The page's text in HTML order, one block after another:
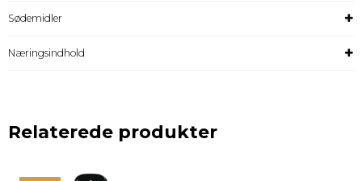
Sødemidler
Næringsindhold
Relaterede produkter